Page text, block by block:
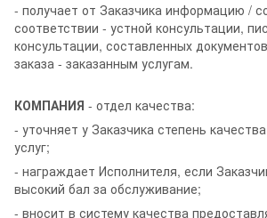
- получает от Заказчика информацию /
соответствии - устной консультации,
консультации, составленных
заказа - заказанным услугам.
КОМПАНИЯ - отдел качества:
- уточняет у Заказчика степень
услуг;
- награждает Исполнителя, если
высокий бал за обслуживание;
- вносит в систему качества